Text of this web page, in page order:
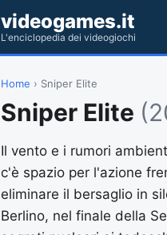
videogames.it
L'enciclopedia dei videogiochi
Home › Sniper Elite
Sniper Elite
Il vento e i rumori
c'è spazio per l'azione
eliminare il bersaglio in
Berlino, nel finale della